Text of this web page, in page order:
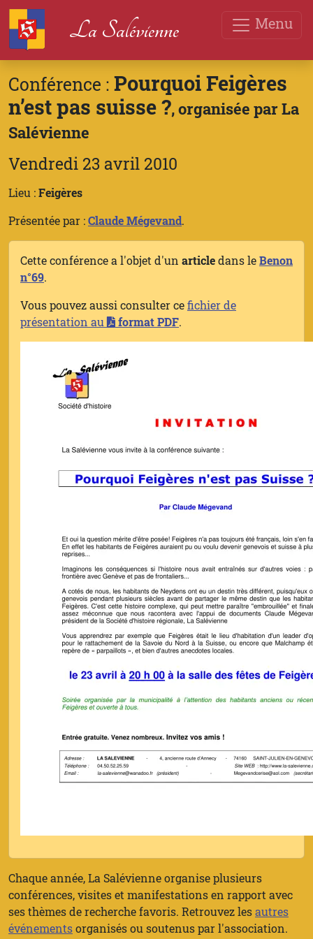
Menu
La Salévienne
Conférence : Pourquoi Feigères
n’est pas suisse ?, organisée par La
Salévienne
Vendredi 23 avril 2010
Lieu :Feigères
Présentée par :Claude Mégevand.
Cette conférence a l'objet d'un articledans leBenon
n°69.
Vous pouvez aussi consulter cefichier de
présentation au
format PDF.
Chaque année, La Salévienne organise plusieurs
conférences, visites et manifestations en rapport avec
ses thèmes de recherche favoris. Retrouvez lesautres
événementsorganisés ou soutenus par l'association.